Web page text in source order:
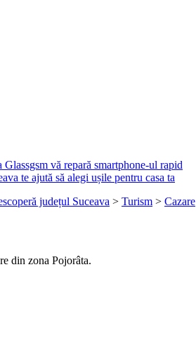
vă repară smartphone-ul rapid
te ajută să alegi ușile pentru casa ta
județul Suceava > Turism > Cazare
din zona Pojorâta.